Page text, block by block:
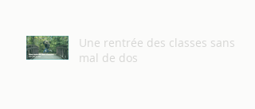
Une rentrée des classes sans
mal de dos